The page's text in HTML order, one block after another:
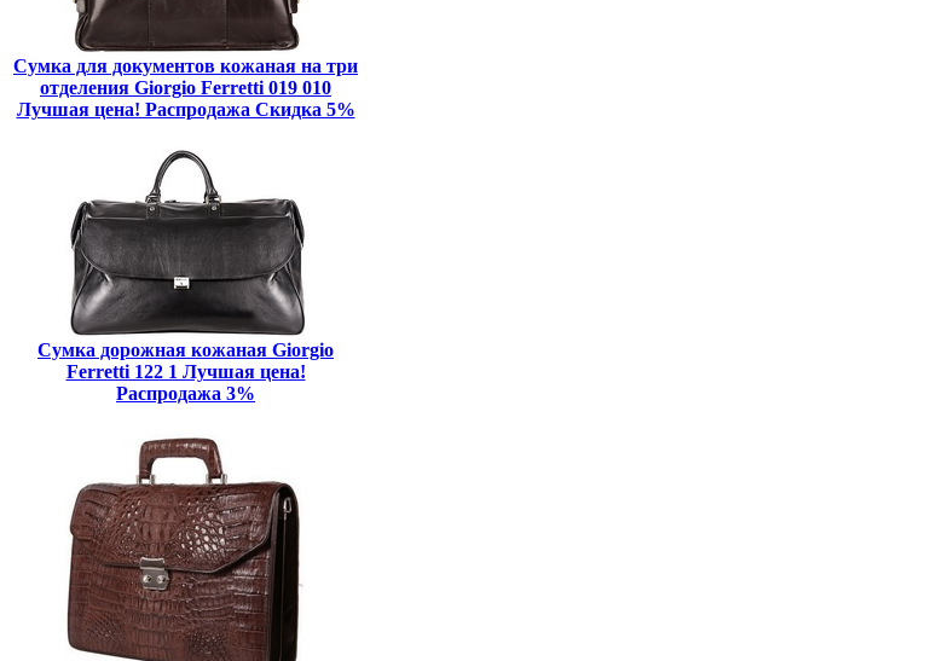
Сумка для документов кожаная на три
отделения Giorgio Ferretti 019 010
Лучшая цена! Распродажа Скидка 5%
Сумка дорожная кожаная Giorgio
Ferretti 122 1 Лучшая цена!
Распродажа 3%